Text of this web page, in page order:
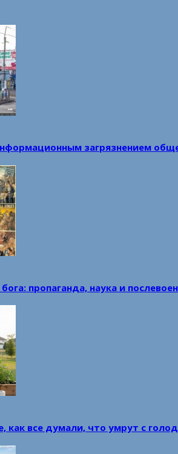
загрязнением
пропаганда, наука и
как все думали, что умрут с